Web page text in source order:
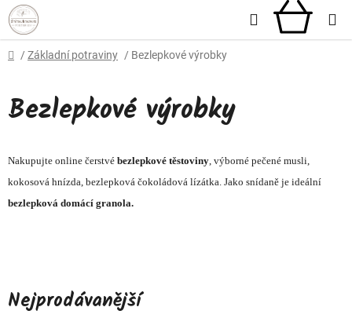
Přejít
na
obsah
Hledat
Domů
/ Základní potraviny / Bezlepkové výrobky
Bezlepkové výrobky
Nakupujte online čerstvé bezlepkové těstoviny, výborné pečené musli,
kokosová hnízda, bezlepková čokoládová lízátka. Jako snídaně je ideální
bezlepková domácí granola.
Nejprodávanější